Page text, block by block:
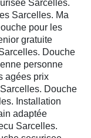
Sarcelles.
Sarcelles. Ma
pour les
gratuite
Douche
personne
agées prix
Douche
Installation
adaptée
Sarcelles.